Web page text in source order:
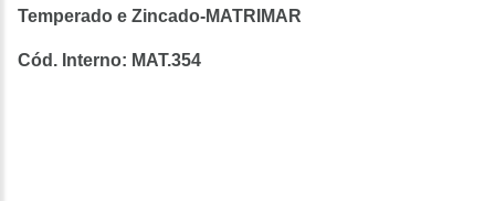
Temperado e Zincado-MATRIMAR
Cód. Interno: MAT.354